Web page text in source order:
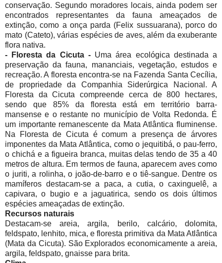
conservação. Segundo moradores locais, ainda podem ser
encontrados representantes da fauna ameaçados de
extinção, como a onça parda (Felix sussuarana), porco do
mato (Cateto), várias espécies de aves, além da exuberante
flora nativa.
-
Floresta da Cicuta - Uma área ecológica destinada a
preservação da fauna, mananciais, vegetação, estudos e
recreação. A floresta encontra-se na Fazenda Santa Cecília,
de propriedade da Companhia Siderúrgica Nacional. A
Floresta da Cicuta compreende cerca de 800 hectares,
sendo que 85% da floresta está em território barra-
mansense e o restante no município de Volta Redonda. É
um importante remanescente da Mata Atlântica fluminense.
Na Floresta de Cicuta é comum a presença de árvores
imponentes da Mata Atlântica, como o jequitibá, o pau-ferro,
o chichá e a figueira branca, muitas delas tendo de 35 a 40
metros de altura. Em termos de fauna, aparecem aves como
o juriti, a rolinha, o joão-de-barro e o tiê-sangue. Dentre os
mamíferos destacam-se a paca, a cutia, o caxinguelê, a
capivara, o bugio e a jaguatirica, sendo os dois últimos
espécies ameaçadas de extinção.
Recursos naturais
Destacam-se areia, argila, berilo, calcário, dolomita,
feldspato, lenhito, mica, e floresta primitiva da Mata Atlântica
(Mata da Cicuta). São Explorados economicamente a areia,
argila, feldspato, gnaisse para brita.